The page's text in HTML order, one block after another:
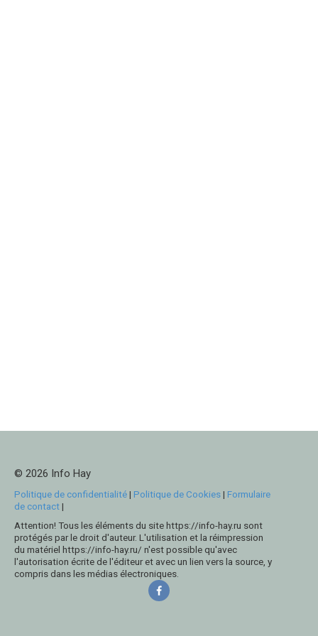
© 2026 Info Hay
Politique de confidentialité| Politique de Cookies| Formulaire
de contact|
Attention! Tous les éléments du site https://info-hay.ru sont
protégés par le droit d'auteur. L'utilisation et la réimpression
du matériel https://info-hay.ru/ n'est possible qu'avec
l'autorisation écrite de l'éditeur et avec un lien vers la source, y
compris dans les médias électroniques.